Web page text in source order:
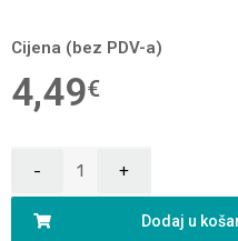
Cijena (bez PDV-a)
4,49€
Dodaj u